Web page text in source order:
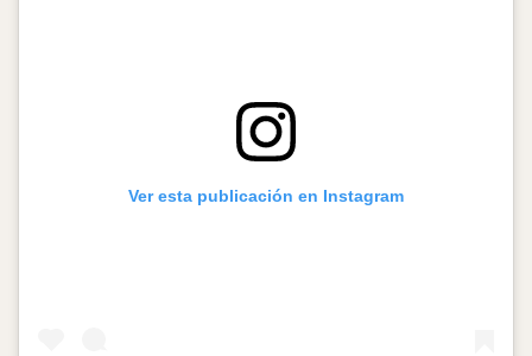
Ver esta publicación en Instagram